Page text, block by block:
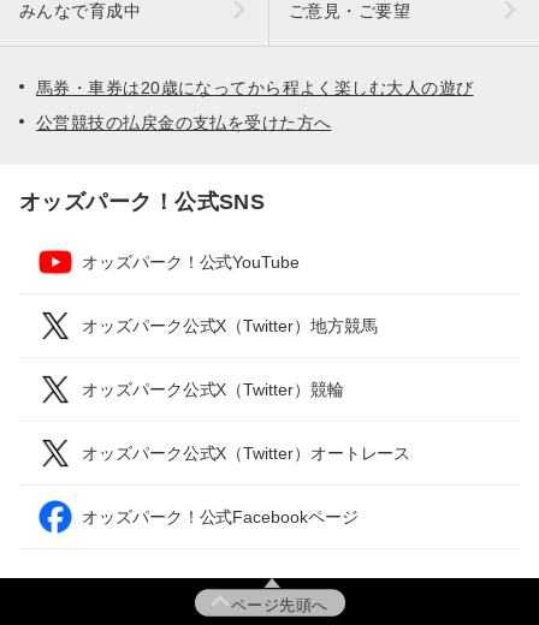
みんなで育成中 ご意見・ご要望
馬券・車券は20歳になってから程よく楽しむ大人の遊び
公営競技の払戻金の支払を受けた方へ
オッズパーク！公式SNS
オッズパーク！公式YouTube
オッズパーク公式X（Twitter）地方競馬
オッズパーク公式X（Twitter）競輪
オッズパーク公式X（Twitter）オートレース
オッズパーク！公式Facebookページ
ページ先頭へ